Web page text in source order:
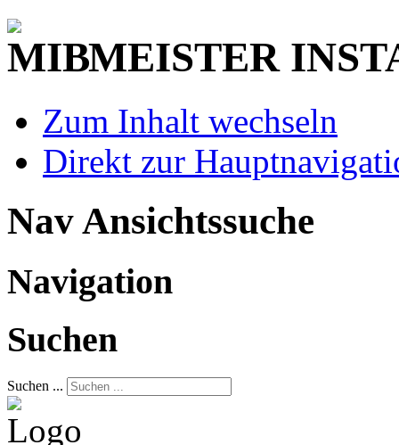
MEISTER
Zum Inhalt wechseln
Direkt zur
Nav Ansichtssuche
Navigation
Suchen
Suchen ...